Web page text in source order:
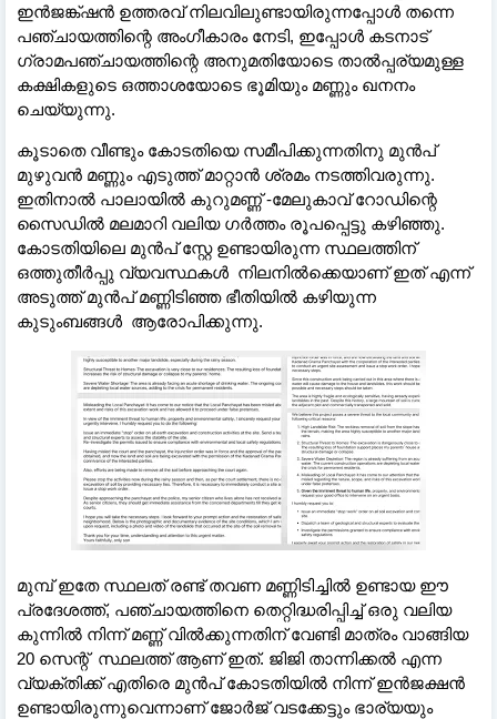
ഇൻജങ്ക്ഷൻ ഉത്തരവ് നിലവിലുണ്ടായിരുന്നപ്പോൾ തന്നെ
പഞ്ചായത്തിന്റെ അംഗീകാരം നേടി, ഇപ്പോൾ കടനാട്
ഗ്രാമപഞ്ചായത്തിന്റെ അനുമതിയോടെ താൽപ്പര്യമുള്ള
കക്ഷികളുടെ ഒത്താശയോടെ ഭൂമിയും മണ്ണും ഖനനം
ചെയ്യുന്നു.
കൂടാതെ വീണ്ടും കോടതിയെ സമീപിക്കുന്നതിനു മുൻപ്
മുഴുവൻ മണ്ണും എടുത്ത് മാറ്റാൻ ശ്രമം നടത്തിവരുന്നു.
ഇതിനാൽ പാലായിൽ കുറുമണ്ണ് -മേലുകാവ് റോഡിന്റെ
സൈഡിൽ മലമാറി വലിയ ഗർത്തം രൂപപ്പെട്ടു കഴിഞ്ഞു.
കോടതിയിലെ മുൻപ് സ്റ്റേ ഉണ്ടായിരുന്ന സ്ഥലത്തിന്
ഒത്തുതീർപ്പു വ്യവസ്ഥകൾ നിലനിൽക്കെയാണ് ഇത് എന്ന്
അടുത്ത് മുൻപ് മണ്ണിടിഞ്ഞ ഭീതിയിൽ കഴിയുന്ന
കുടുംബങ്ങൾ ആരോപിക്കുന്നു.
മുമ്പ് ഇതേ സ്ഥലത് രണ്ട് തവണ മണ്ണിടിച്ചിൽ ഉണ്ടായ ഈ
പ്രദേശത്ത്, പഞ്ചായത്തിനെ തെറ്റിദ്ധരിപ്പിച്ച് ഒരു വലിയ
കുന്നിൽ നിന്ന് മണ്ണ് വിൽക്കുന്നതിന് വേണ്ടി മാത്രം വാങ്ങിയ
20 സെന്റ് സ്ഥലത്ത് ആണ് ഇത്. ജിജി താന്നിക്കൽ എന്ന
വ്യക്തിക്ക് എതിരെ മുൻപ് കോടതിയിൽ നിന്ന് ഇൻജക്ഷൻ
ഉണ്ടായിരുന്നുവെന്നാണ് ജോർജ് വടക്കേട്ടും ഭാര്യയും